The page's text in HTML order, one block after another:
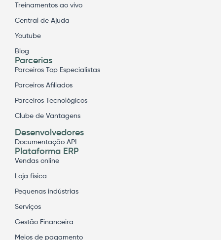
Treinamentos ao vivo
Central de Ajuda
Youtube
Blog
Parcerias
Parceiros Top Especialistas
Parceiros Afiliados
Parceiros Tecnológicos
Clube de Vantagens
Desenvolvedores
Documentação API
Plataforma ERP
Vendas online
Loja física
Pequenas indústrias
Serviços
Gestão Financeira
Meios de pagamento